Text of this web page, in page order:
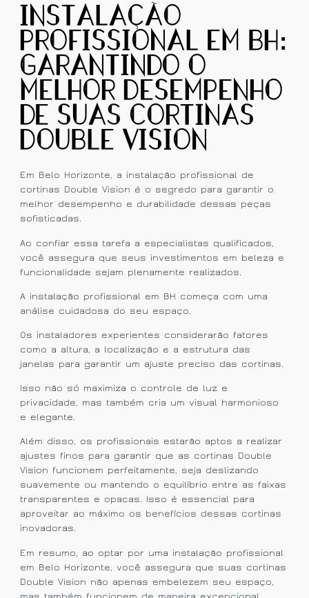
Instalação
Profissional em BH:
Garantindo o
Melhor Desempenho
de Suas Cortinas
Double Vision
Em Belo Horizonte, a instalação profissional de
cortinas Double Vision é o segredo para garantir o
melhor desempenho e durabilidade dessas peças
sofisticadas.
Ao confiar essa tarefa a especialistas qualificados,
você assegura que seus investimentos em beleza e
funcionalidade sejam plenamente realizados.
A instalação profissional em BH começa com uma
análise cuidadosa do seu espaço.
Os instaladores experientes considerarão fatores
como a altura, a localização e a estrutura das
janelas para garantir um ajuste preciso das cortinas.
Isso não só maximiza o controle de luz e
privacidade, mas também cria um visual harmonioso
e elegante.
Além disso, os profissionais estarão aptos a realizar
ajustes finos para garantir que as cortinas Double
Vision funcionem perfeitamente, seja deslizando
suavemente ou mantendo o equilíbrio entre as faixas
transparentes e opacas. Isso é essencial para
aproveitar ao máximo os benefícios dessas cortinas
inovadoras.
Em resumo, ao optar por uma instalação profissional
em Belo Horizonte, você assegura que suas cortinas
Double Vision não apenas embelezem seu espaço,